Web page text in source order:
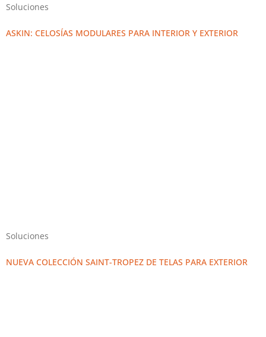
Soluciones
ASKIN: CELOSÍAS MODULARES PARA INTERIOR Y EXTERIOR
Soluciones
NUEVA COLECCIÓN SAINT-TROPEZ DE TELAS PARA EXTERIOR